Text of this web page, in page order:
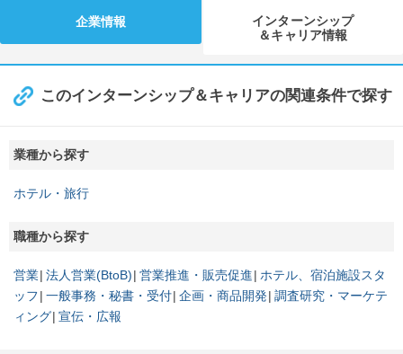
企業情報
インターンシップ
＆キャリア情報
このインターンシップ＆キャリアの関連条件で探す
業種から探す
ホテル・旅行
職種から探す
営業 法人営業(BtoB) 営業推進・販売促進
ホテル、宿泊施設スタ
ッフ 一般事務・秘書・受付 企画・商品開発 調査研究・マーケテ
ィング 宣伝・広報